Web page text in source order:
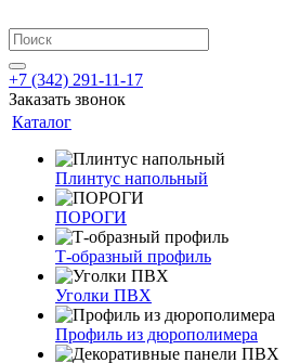
+7 (342) 291-11-17
Заказать звонок
Каталог
Плинтус напольный
ПОРОГИ
Т-образный профиль
Уголки ПВХ
Профиль из дюрополимера